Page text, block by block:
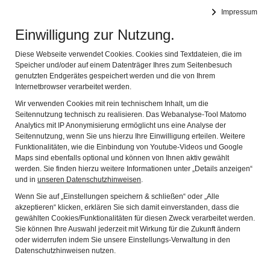
Impressum
Einwilligung zur Nutzung.
Diese Webseite verwendet Cookies. Cookies sind Textdateien, die im
Speicher und/oder auf einem Datenträger Ihres zum Seitenbesuch
genutzten Endgerätes gespeichert werden und die von Ihrem
Internetbrowser verarbeitet werden.
Wir verwenden Cookies mit rein technischem Inhalt, um die
Seitennutzung technisch zu realisieren. Das Webanalyse-Tool Matomo
Analytics mit IP Anonymisierung ermöglicht uns eine Analyse der
Seitennutzung, wenn Sie uns hierzu Ihre Einwilligung erteilen. Weitere
Funktionalitäten, wie die Einbindung von Youtube-Videos und Google
Maps sind ebenfalls optional und können von Ihnen aktiv gewählt
werden. Sie finden hierzu weitere Informationen unter „Details anzeigen“
und in unseren Datenschutzhinweisen.
Wenn Sie auf „Einstellungen speichern & schließen“ oder „Alle
akzeptieren“ klicken, erklären Sie sich damit einverstanden, dass die
gewählten Cookies/Funktionalitäten für diesen Zweck verarbeitet werden.
Sie können Ihre Auswahl jederzeit mit Wirkung für die Zukunft ändern
oder widerrufen indem Sie unsere Einstellungs-Verwaltung in den
Datenschutzhinweisen nutzen.
Kaufbeuren unterm Hakenkreuz. Eine Stadt geht auf Spurensuche
Himmel, Holz & Heilige - Die Weilheimer Schule und der Beginn der
bayerischen Barockskulptur
Provenienzforschung
Familien Museen Allgäu
Archiv Sonderausstellungen
2026 Upbeat² - Förderpreis Kaufbeurer Künstlerstiftung
2025 Allgäuer Fotopioniere. Auguste Städele und die Heimhuber-
Brüder ... und eine kleine Kaufbeurer Fotogeschichte